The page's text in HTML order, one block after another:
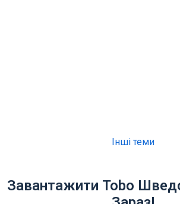
Інші теми
Завантажити Tobo